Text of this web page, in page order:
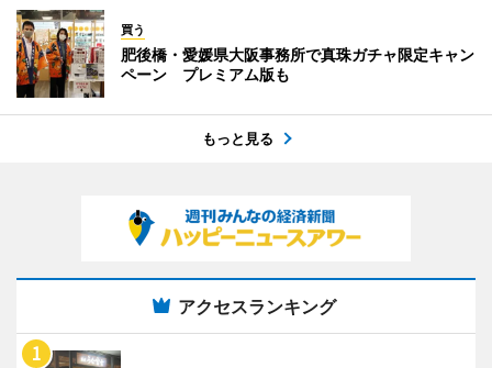
買う
肥後橋・愛媛県大阪事務所で真珠ガチャ限定キャン
ペーン プレミアム版も
もっと見る
アクセスランキング